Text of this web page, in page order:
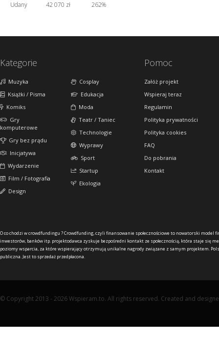
Udany 42 070 zł 262%
Kategorie
Muzyka
Książki / Pisma
Komiks
Gry
komputerowe
Gry bez prądu
Inicjatywa
Wydarzenie
Film / Fotografia
Design
Cosplay
Edukacja
Moda
Teatr / Taniec
Technologie
Wyprawy
Sport
Startup
Ekologia
Pomoc
Załóż projekt
Wspieraj teraz
Regulamin
Polityka prywatności
Polityka cookies
FAQ
Do pobrania
Kontakt
O co chodzi w crowdfundingu ?Crowdfunding, czyli finansowanie społecznościowe to nowatorski model
inwestorów, banków itp. projektodawca zyskuje bezpośredni kontakt ze społecznością, która staje się
poziomy wsparcia, za które wspierający otrzymują unikalne nagrody związane z samym projektem.
publiczna. Jest to sprzedaż przedpłacona.
© Copyright 2013 - 2026 Wspieram.to. All rights reserved. Created and